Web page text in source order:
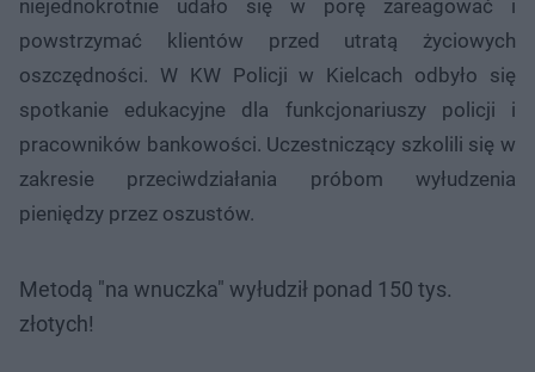
niejednokrotnie udało się w porę zareagować i
powstrzymać klientów przed utratą życiowych
oszczędności. W KW Policji w Kielcach odbyło się
spotkanie edukacyjne dla funkcjonariuszy policji i
pracowników bankowości. Uczestniczący szkolili się w
zakresie przeciwdziałania próbom wyłudzenia
pieniędzy przez oszustów.
Metodą "na wnuczka" wyłudził ponad 150 tys.
złotych!